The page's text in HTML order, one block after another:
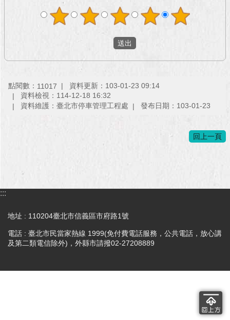
公
參
與
專
府
站
資
點閱數： 11017
資料更新：103-01-23 09:14
資料檢視：114-12-18 16:32
資料維護：臺北市停車管理工程處
發布日期：103-01-23
回上一頁
:::
地址 : 110204臺北市信義區市府路1號
電話 : 臺北市民當家熱線 1999(免付費電話服務，公共電話，放心講
及第二類電信除外)，外縣市請撥02-27208889